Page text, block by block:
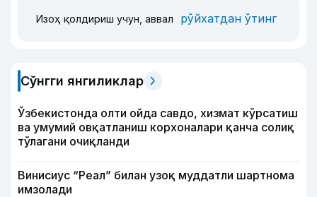
Изоҳ қолдириш учун, аввал рўйхатдан ўтинг
Сўнгги янгиликлар
Ўзбекистонда олти ойда савдо, хизмат кўрсатиш
ва умумий овқатланиш корхоналари қанча солиқ
тўлагани очиқланди
Винисиус “Реал” билан узоқ муддатли шартнома
имзолади